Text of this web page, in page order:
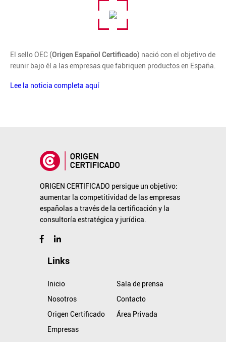
El sello OEC (Origen Español Certificado) nació con el objetivo de
reunir bajo él a las empresas que fabriquen productos en España.
Lee la noticia completa aquí
ORIGEN CERTIFICADO persigue un objetivo:
aumentar la competitividad de las empresas
españolas a través de la certificación y la
consultoría estratégica y jurídica.
Links
Inicio
Nosotros
Origen Certificado
Empresas
Sala de prensa
Contacto
Área Privada